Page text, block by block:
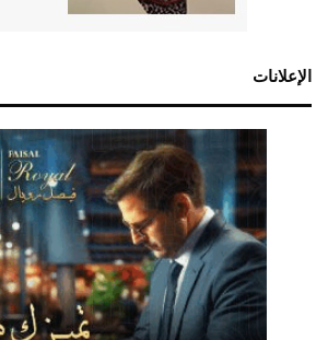
الإعلانات